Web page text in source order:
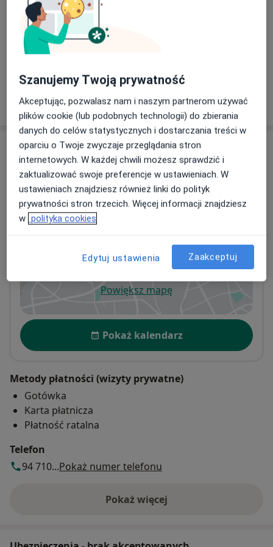
Od 5 500 zł Szczegóły
Redukcja piersi
14 000 zł
W jaki sposób ustalane są ceny?
Adresy (5)
Adres 1 Adres 2 Adres 3 Adres 4
Centrum Chirurgii Plastycznej i Medycyny
Fredry 15 a, 78-100 Kołobrzeg
Powiększ mapęotwiera się w nowej karcie
Dostępność
Pokaż kalendarz
Metody płatności (wizyty prywatne)
Gotówka
Karta płatnicza
Płatność ratalna
Telefon
94 710...Pokaż numer telefonu
Pokaż więcej
o adresie
Szanujemy Twoją prywatność
Akceptując, pozwalasz nam i naszym partnerom używać
plików cookie (lub podobnych technologii) do zbierania
danych do celów statystycznych i dostarczania treści w
oparciu o Twoje zwyczaje przeglądania stron
internetowych. W każdej chwili możesz sprawdzić i
zaktualizować swoje preferencje w ustawieniach. W
ustawieniach znajdziesz również linki do polityk
prywatności stron trzecich. Więcej informacji znajdziesz
w polityka cookies
Edytuj ustawienia Zaakceptuj